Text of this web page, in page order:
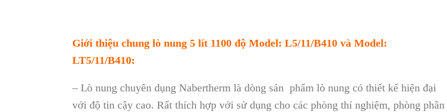
Giới thiệu chung lò nung 5 lít 1100 độ Model: L5/11/B410 và Model:
LT5/11/B410:
– Lò nung chuyên dụng Nabertherm là dòng sản phẩm lò nung có thiết kế hiện đại
với độ tin cậy cao. Rất thích hợp với sử dụng cho các phòng thí nghiệm, phòng phân